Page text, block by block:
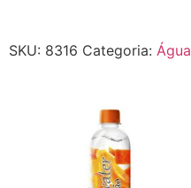
SKU: 8316 Categoria: Água